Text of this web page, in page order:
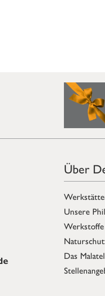
Über
Unsere
Werkstoffe
Das